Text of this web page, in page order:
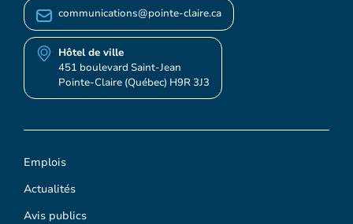
Emplois
Actualités
Avis publics
communications@pointe-claire.ca
Hôtel de ville
451 boulevard Saint-Jean
Pointe-Claire (Québec) H9R 3J3